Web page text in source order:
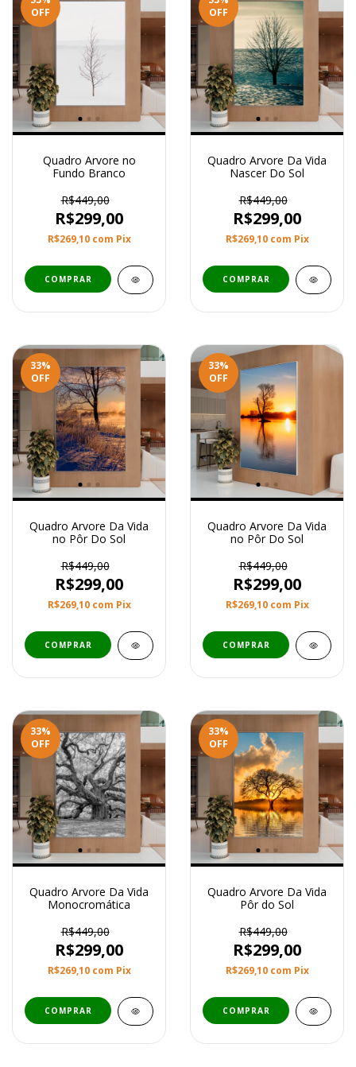
OFF
Quadro Arvore no
Fundo Branco
R$449,00
R$299,00
R$269,10 com Pix
COMPRAR
OFF
Quadro Arvore Da Vida
Nascer Do Sol
R$449,00
R$299,00
R$269,10 com Pix
COMPRAR
33%
OFF
Quadro Arvore Da Vida
no Pôr Do Sol
R$449,00
R$299,00
R$269,10 com Pix
COMPRAR
33%
OFF
Quadro Arvore Da Vida
no Pôr Do Sol
R$449,00
R$299,00
R$269,10 com Pix
COMPRAR
33%
OFF
Quadro Arvore Da Vida
Monocromática
R$449,00
R$299,00
R$269,10 com Pix
COMPRAR
33%
OFF
Quadro Arvore Da Vida
Pôr do Sol
R$449,00
R$299,00
R$269,10 com Pix
COMPRAR